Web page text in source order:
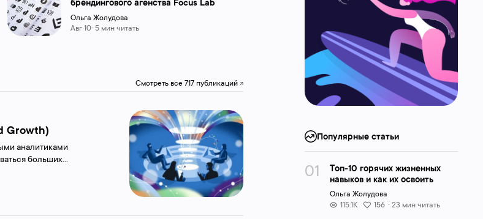
брендингового агенства Focus Lab
Ольга Жолудова
Авг 10· 5 мин читать
Смотреть все 717 публикаций
Growth)
аналитиками
больших
(PLG, Product-
от Amplitude...
Популярные статьи
Топ-10 горячих жизненных
навыков и как их освоить
Ольга Жолудова
115.1K
156 · 23 мин читать